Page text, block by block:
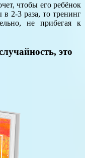
чтобы его ребёнок
2-3 раза, то тренинг
не прибегая к
это